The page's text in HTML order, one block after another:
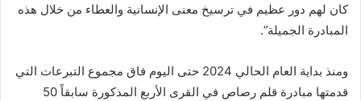
كان لهم دور عظيم في ترسيخ معنى الإنسانية والعطاء من خلال هذه
المبادرة الجميلة”.
ومنذ بداية العام الحالي 2024 حتى اليوم فاق مجموع التبرعات التي
قدمتها مبادرة قلم رصاص في القرى الأربع المذكورة سابقاً 50